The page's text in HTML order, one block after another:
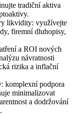
tradiční aktiva
likvidity: využívejte
firemní dluhopisy,
a ROI nových
návratnosti
rizika a inflační
komplexní podpora
minimalizovat
a dodržování